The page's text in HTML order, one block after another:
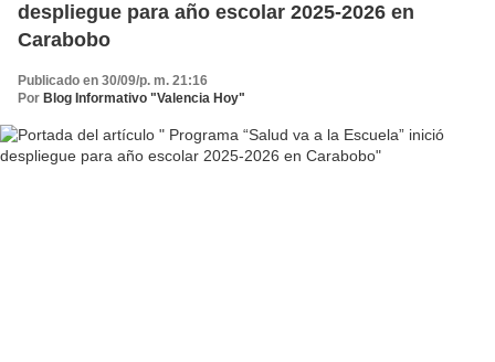
despliegue para año escolar 2025-2026 en
Carabobo
Publicado en 30/09/p. m. 21:16
Por Blog Informativo "Valencia Hoy"